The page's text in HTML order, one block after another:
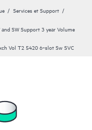
Services et Support
and SW Support 3 year Volume
Vol T2 5420 6‑slot Sw SVC